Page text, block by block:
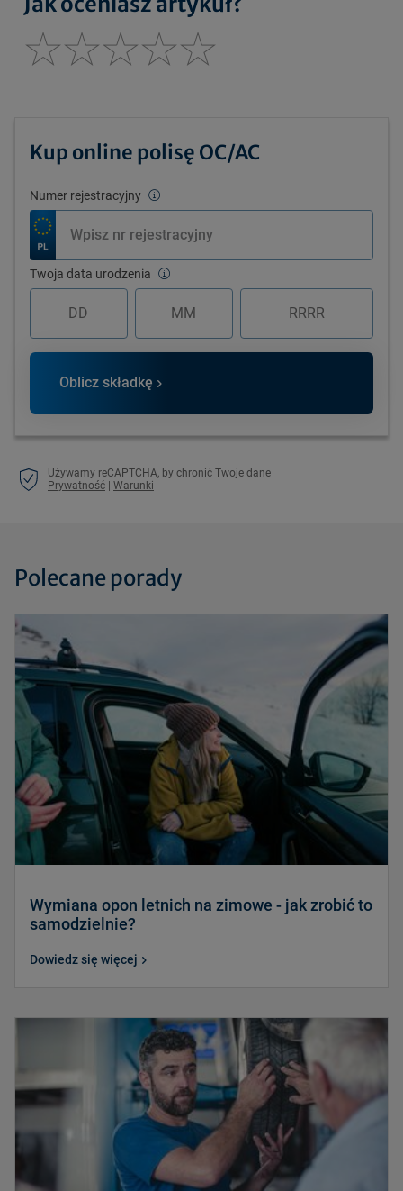
Kup online polisę OC/AC
Numer rejestracyjny
Twoja data urodzenia
Oblicz składkę
Używamy reCAPTCHA, by chronić Twoje dane
Prywatność | Warunki
Polecane porady
Wymiana opon letnich na zimowe - jak zrobić to
samodzielnie?
Dowiedz się więcej